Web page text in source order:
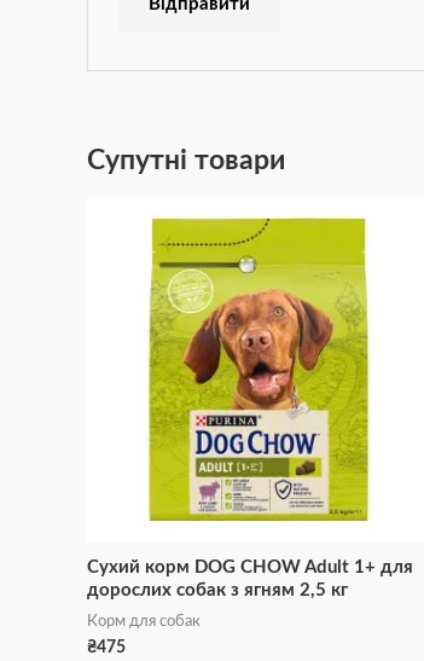
Супутні товари
Сухий корм DOG CHOW Adult 1+ для
дорослих собак з ягням 2,5 кг
Корм для собак
₴475